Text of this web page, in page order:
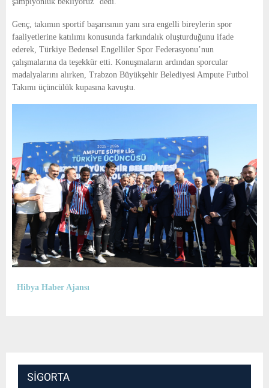
Genç, takımın sportif başarısının yanı sıra engelli bireylerin spor
faaliyetlerine katılımı konusunda farkındalık oluşturduğunu ifade
ederek, Türkiye Bedensel Engelliler Spor Federasyonu’nun
çalışmalarına da teşekkür etti. Konuşmaların ardından sporcular
madalyalarını alırken, Trabzon Büyükşehir Belediyesi Ampute Futbol
Takımı üçüncülük kupasına kavuştu.
Hibya Haber Ajansı
SIGORTA